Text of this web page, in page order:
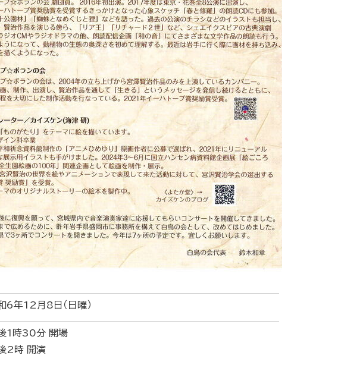
6年12月8日（日曜）
1時30分 開場
2時 開演